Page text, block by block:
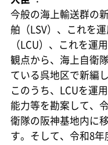
今般の海上輸送群の
舶（LSV）、これを
（LCU）、これを運
観点から、海上自衛
ている呉地区で新編
このうち、LCUを運
能力等を勘案して、
衛隊の阪神基地内に
す。そして、令和8